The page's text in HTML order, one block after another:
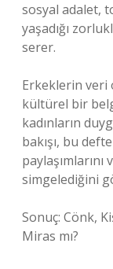
sosyal adalet,
yaşadığı
serer.
Erkeklerin veri
kültürel bir
kadınların
bakışı, bu
simgelediğini
Sonuç: Cönk,
Miras mı?